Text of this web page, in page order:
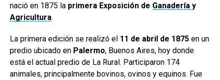
nació en 1875 la primera Exposición de Ganadería y
Agricultura.
La primera edición se realizó el 11 de abril de 1875 en un
predio ubicado en Palermo, Buenos Aires, hoy donde
está el actual predio de La Rural. Participaron 174
animales, principalmente bovinos, ovinos y equinos. Fue